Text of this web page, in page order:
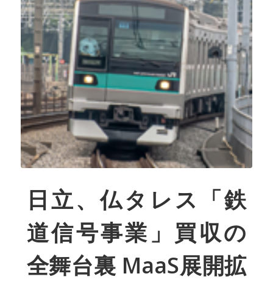
日立、仏タレス「鉄
道信号事業」買収の
全舞台裏 MaaS展開拡